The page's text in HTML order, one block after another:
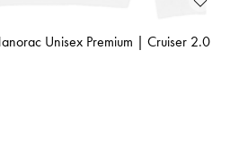
Unisex Premium | Cruiser 2.0